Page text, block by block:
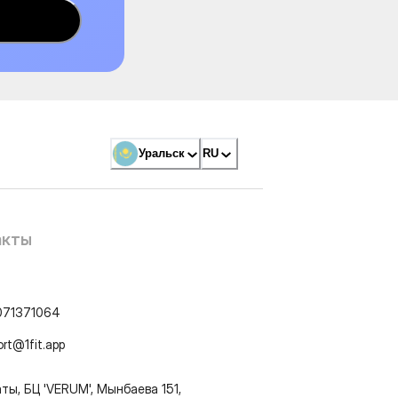
Уральск RU
БЦ 'VERUM', Мынбаева 151,